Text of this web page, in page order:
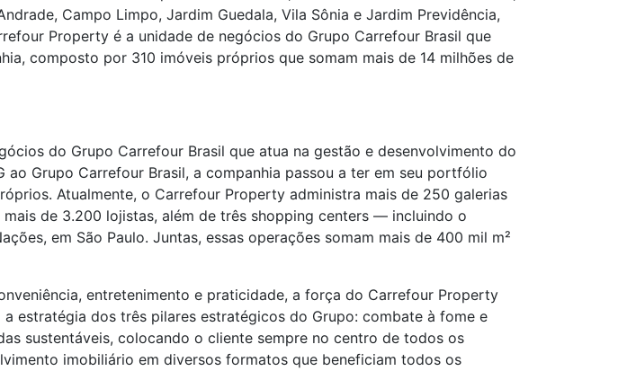
Campo Limpo, Jardim Guedala, Vila Sônia e Jardim Previdência,
Property é a unidade de negócios do Grupo Carrefour Brasil que
composto por 310 imóveis próprios que somam mais de 14 milhões de
do Grupo Carrefour Brasil que atua na gestão e desenvolvimento do
Grupo Carrefour Brasil, a companhia passou a ter em seu portfólio
Atualmente, o Carrefour Property administra mais de 250 galerias
de 3.200 lojistas, além de três shopping centers — incluindo o
em São Paulo. Juntas, essas operações somam mais de 400 mil m²
entretenimento e praticidade, a força do Carrefour Property
estratégia dos três pilares estratégicos do Grupo: combate à fome e
sustentáveis, colocando o cliente sempre no centro de todos os
imobiliário em diversos formatos que beneficiam todos os